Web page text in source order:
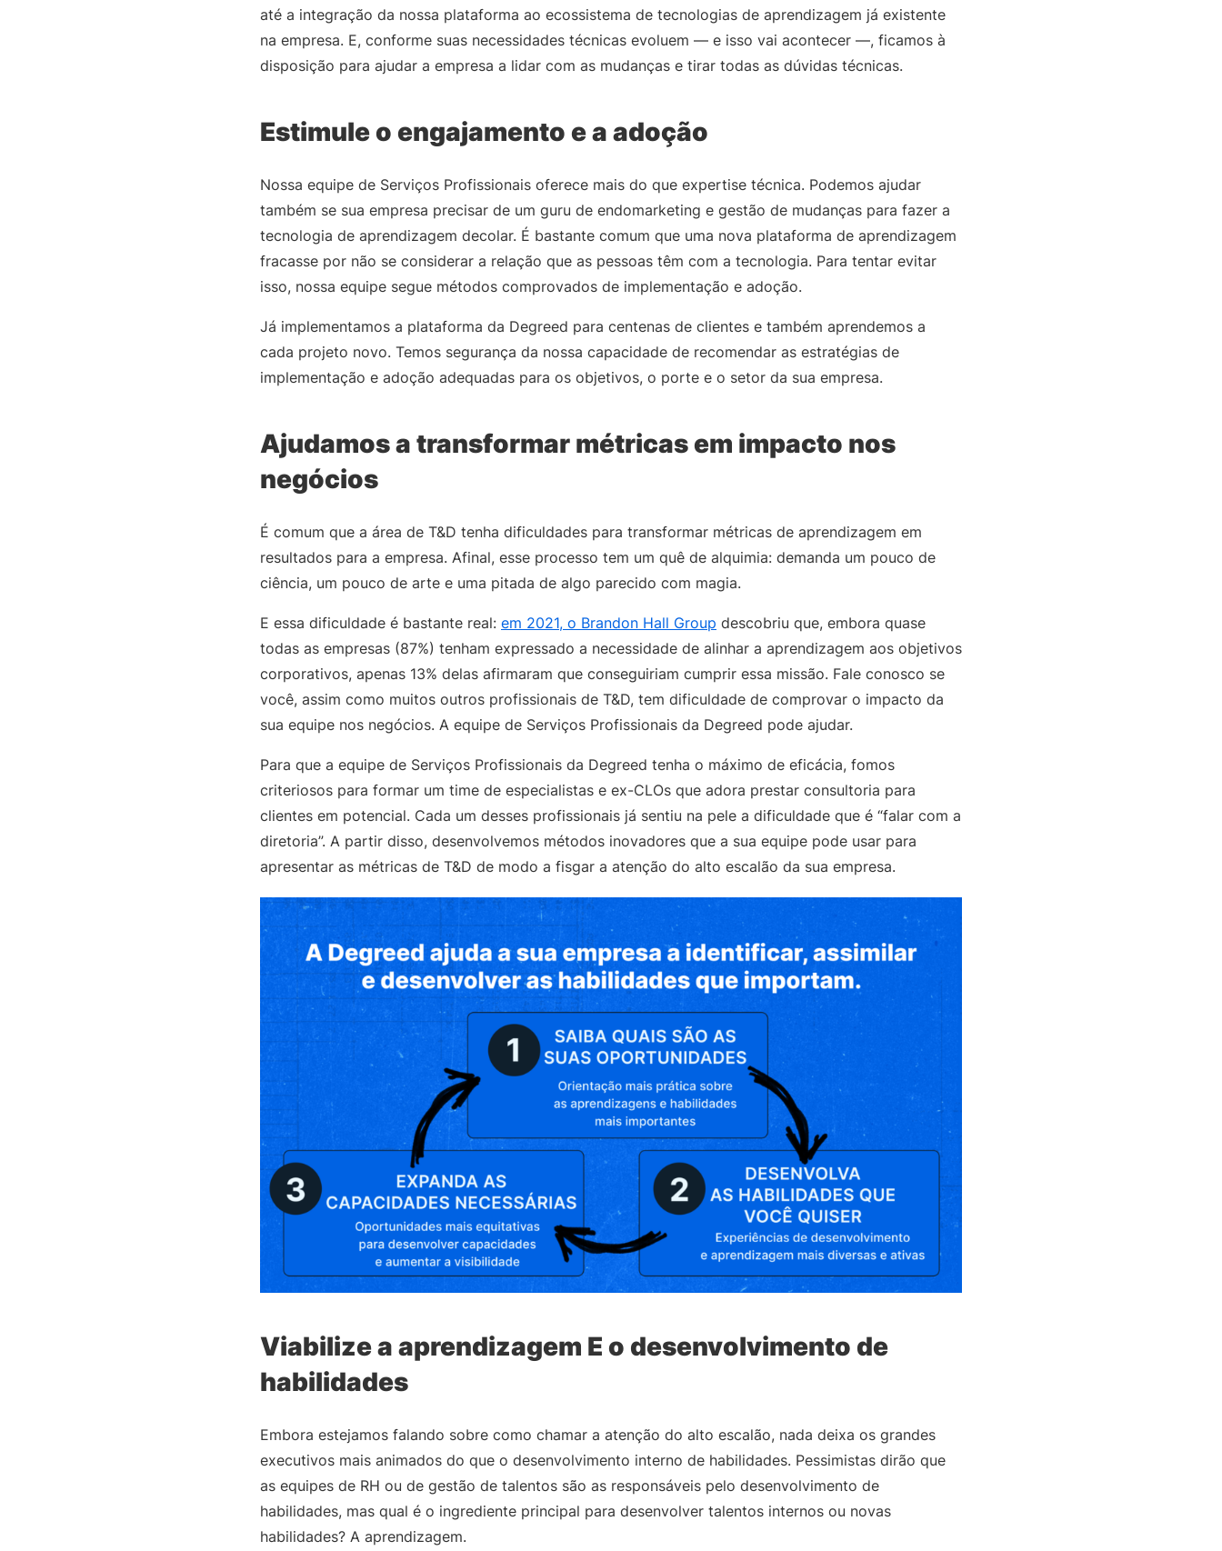
até a integração da nossa plataforma ao ecossistema de tecnologias de aprendizagem já existente
na empresa. E, conforme suas necessidades técnicas evoluem — e isso vai acontecer —, ficamos à
disposição para ajudar a empresa a lidar com as mudanças e tirar todas as dúvidas técnicas.
Estimule o engajamento e a adoção
Nossa equipe de Serviços Profissionais oferece mais do que expertise técnica. Podemos ajudar
também se sua empresa precisar de um guru de endomarketing e gestão de mudanças para fazer a
tecnologia de aprendizagem decolar. É bastante comum que uma nova plataforma de aprendizagem
fracasse por não se considerar a relação que as pessoas têm com a tecnologia. Para tentar evitar
isso, nossa equipe segue métodos comprovados de implementação e adoção.
Já implementamos a plataforma da Degreed para centenas de clientes e também aprendemos a
cada projeto novo. Temos segurança da nossa capacidade de recomendar as estratégias de
implementação e adoção adequadas para os objetivos, o porte e o setor da sua empresa.
Ajudamos a transformar métricas em impacto nos
negócios
É comum que a área de T&D tenha dificuldades para transformar métricas de aprendizagem em
resultados para a empresa. Afinal, esse processo tem um quê de alquimia: demanda um pouco de
ciência, um pouco de arte e uma pitada de algo parecido com magia.
E essa dificuldade é bastante real: em 2021, o Brandon Hall Group descobriu que, embora quase
todas as empresas (87%) tenham expressado a necessidade de alinhar a aprendizagem aos objetivos
corporativos, apenas 13% delas afirmaram que conseguiriam cumprir essa missão. Fale conosco se
você, assim como muitos outros profissionais de T&D, tem dificuldade de comprovar o impacto da
sua equipe nos negócios. A equipe de Serviços Profissionais da Degreed pode ajudar.
Para que a equipe de Serviços Profissionais da Degreed tenha o máximo de eficácia, fomos
criteriosos para formar um time de especialistas e ex-CLOs que adora prestar consultoria para
clientes em potencial. Cada um desses profissionais já sentiu na pele a dificuldade que é “falar com a
diretoria”. A partir disso, desenvolvemos métodos inovadores que a sua equipe pode usar para
apresentar as métricas de T&D de modo a fisgar a atenção do alto escalão da sua empresa.
Viabilize a aprendizagem E o desenvolvimento de
habilidades
Embora estejamos falando sobre como chamar a atenção do alto escalão, nada deixa os grandes
executivos mais animados do que o desenvolvimento interno de habilidades. Pessimistas dirão que
as equipes de RH ou de gestão de talentos são as responsáveis pelo desenvolvimento de
habilidades, mas qual é o ingrediente principal para desenvolver talentos internos ou novas
habilidades? A aprendizagem.